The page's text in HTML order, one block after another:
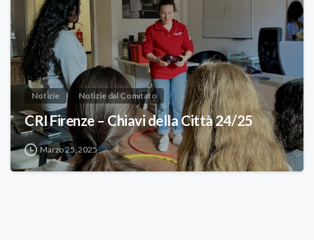
Notizie Notizie dal Comitato
CRI Firenze – Chiavi della Città 24/25
Marzo 25, 2025